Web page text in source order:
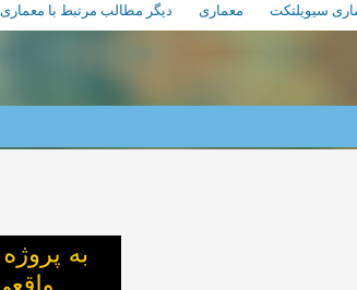
سیویلتکت معماری دیگر مطالب مرتبط با معماری